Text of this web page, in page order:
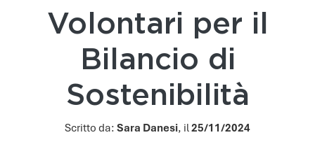
Volontari per il
Bilancio di
Sostenibilità
Scritto da: Sara Danesi, il25/11/2024